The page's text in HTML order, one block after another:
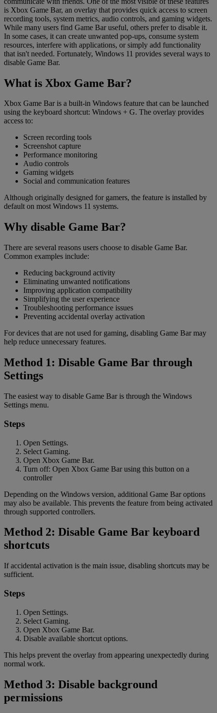
is Xbox Game Bar, an overlay that provides quick access to screen
recording tools, system metrics, audio controls, and gaming widgets.
While many users find Game Bar useful, others prefer to disable it.
In some cases, it can create unwanted pop-ups, consume system
resources, interfere with applications, or simply add functionality
that isn't needed. Fortunately, Windows 11 provides several ways to
disable Game Bar.
What is Xbox Game Bar?
Xbox Game Bar is a built-in Windows feature that can be launched
using the keyboard shortcut: Windows + G. The overlay provides
access to:
Screen recording tools
Screenshot capture
Performance monitoring
Audio controls
Gaming widgets
Social and communication features
Although originally designed for gamers, the feature is installed by
default on most Windows 11 systems.
Why disable Game Bar?
There are several reasons users choose to disable Game Bar.
Common examples include:
Reducing background activity
Eliminating unwanted notifications
Improving application compatibility
Simplifying the user experience
Troubleshooting performance issues
Preventing accidental overlay activation
For devices that are not used for gaming, disabling Game Bar may
help reduce unnecessary features.
Method 1: Disable Game Bar through
Settings
The easiest way to disable Game Bar is through the Windows
Settings menu.
Steps
Open Settings.
Select Gaming.
Open Xbox Game Bar.
Turn off: Open Xbox Game Bar using this button on a
controller
Depending on the Windows version, additional Game Bar options
may also be available. This prevents the feature from being activated
through supported controllers.
Method 2: Disable Game Bar keyboard
shortcuts
If accidental activation is the main issue, disabling shortcuts may be
sufficient.
Steps
Open Settings.
Select Gaming.
Open Xbox Game Bar.
Disable available shortcut options.
This helps prevent the overlay from appearing unexpectedly during
normal work.
Method 3: Disable background
permissions